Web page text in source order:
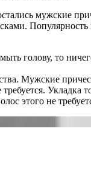
мужские
Популярность
голову, то
Мужские
Укладка
этого не